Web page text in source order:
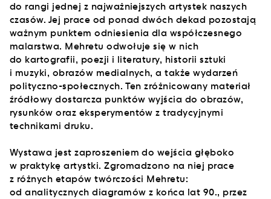
do rangi jednej z najważniejszych artystek naszych
czasów. Jej prace od ponad dwóch dekad pozostają
ważnym punktem odniesienia dla współczesnego
malarstwa. Mehretu odwołuje się w nich
do kartografii, poezji i literatury, historii sztuki
i muzyki, obrazów medialnych, a także wydarzeń
polityczno-społecznych. Ten zróżnicowany materiał
źródłowy dostarcza punktów wyjścia do obrazów,
rysunków oraz eksperymentów z tradycyjnymi
technikami druku.
Wystawa jest zaproszeniem do wejścia głęboko
w praktykę artystki. Zgromadzono na niej prace
z różnych etapów twórczości Mehretu:
od analitycznych diagramów z końca lat 90., przez